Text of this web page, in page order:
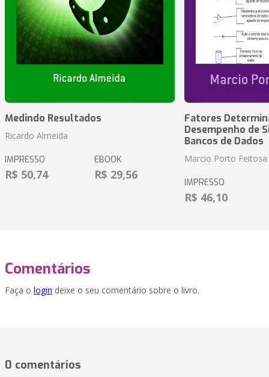
Medindo Resultados
Ricardo Almeida
IMPRESSO
R$ 50,74
EBOOK
R$ 29,56
Fatores
Desempenho de
Bancos de Dados
Marcio Porto Feitosa
IMPRESSO
R$ 46,10
Comentários
Faça o login deixe o seu comentário sobre o livro.
0 comentários